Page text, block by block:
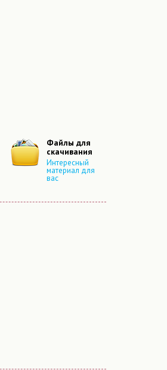
Файлы для
скачивания
Интересный
материал для
вас